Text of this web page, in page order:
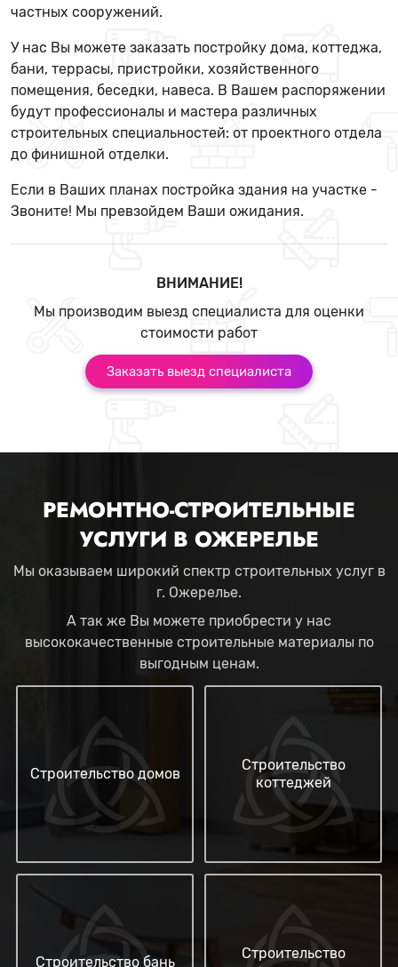
частных сооружений.
У нас Вы можете заказать постройку дома, коттеджа,
бани, террасы, пристройки, хозяйственного
помещения, беседки, навеса. В Вашем распоряжении
будут профессионалы и мастера различных
строительных специальностей: от проектного отдела
до финишной отделки.
Если в Ваших планах постройка здания на участке -
Звоните! Мы превзойдем Ваши ожидания.
ВНИМАНИЕ!
Мы производим выезд специалиста для оценки
стоимости работ
Заказать выезд специалиста
РЕМОНТНО-СТРОИТЕЛЬНЫЕ
УСЛУГИ В ОЖЕРЕЛЬЕ
Мы оказываем широкий спектр строительных услуг в
г. Ожерелье.
А так же Вы можете приобрести у нас
высококачественные строительные материалы по
выгодным ценам.
Строительство домов
Строительство
коттеджей
Строительство бань
Строительство